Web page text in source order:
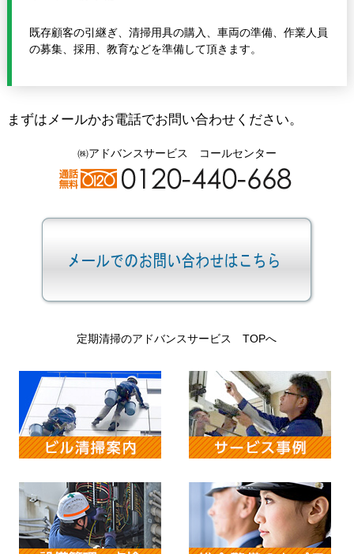
既存顧客の引継ぎ、清掃用具の購入、車両の準備、作業人員
の募集、採用、教育などを準備して頂きます。
まずはメールかお電話でお問い合わせください。
㈱アドバンスサービス コールセンター
定期清掃のアドバンスサービス TOPへ